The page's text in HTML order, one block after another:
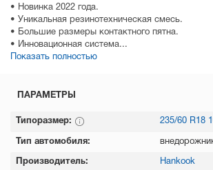
• Новинка 2022 года.
• Уникальная резинотехническая смесь.
• Большие размеры контактного пятна.
• Инновационная система...
Показать полностью
ПАРАМЕТРЫ
Типоразмер: 235/60 R18
Тип автомобиля:
Производитель: Hankook